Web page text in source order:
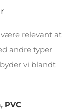
relevant at
andre typer
vi blandt
, PVC